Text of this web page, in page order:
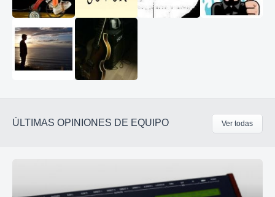
ÚLTIMAS OPINIONES DE EQUIPO Ver todas